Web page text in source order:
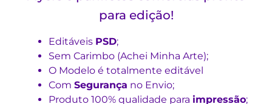
para edição!
Editáveis PSD;
Sem Carimbo (Achei Minha Arte);
O Modelo é totalmente editável
Com Segurança no Envio;
Produto 100% qualidade para impressão;